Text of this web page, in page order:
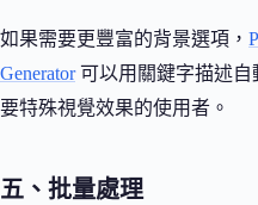
如果需要更豐富的背景選項，
Generator可以用關鍵字描述自
要特殊視覺效果的使用者。
五、批量處理